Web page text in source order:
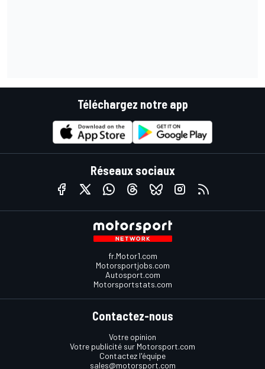
Téléchargez notre app
Réseaux sociaux
fr.Motor1.com
Motorsportjobs.com
Autosport.com
Motorsportstats.com
Contactez-nous
Votre opinion
Votre publicité sur Motorsport.com
Contactez l'équipe
sales@motorsport.com